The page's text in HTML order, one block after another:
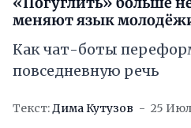
меняют язык
Как чат-боты
повседневную речь
Текст:Дима Кутузов 25